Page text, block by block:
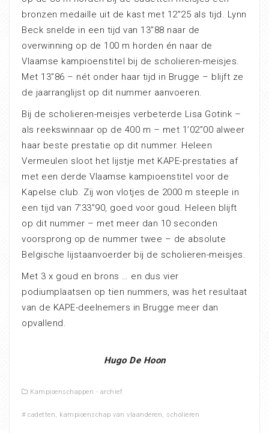
bronzen medaille uit de kast met 12”25 als tijd. Lynn
Beck snelde in een tijd van 13”88 naar de
overwinning op de 100 m horden én naar de
Vlaamse kampioenstitel bij de scholieren-meisjes.
Met 13”86 – nét onder haar tijd in Brugge – blijft ze
de jaarranglijst op dit nummer aanvoeren.
Bij de scholieren-meisjes verbeterde Lisa Gotink –
als reekswinnaar op de 400 m – met 1’02”00 alweer
haar beste prestatie op dit nummer. Heleen
Vermeulen sloot het lijstje met KAPE-prestaties af
met een derde Vlaamse kampioenstitel voor de
Kapelse club. Zij won vlotjes de 2000 m steeple in
een tijd van 7’33”90, goed voor goud. Heleen blijft
op dit nummer – met meer dan 10 seconden
voorsprong op de nummer twee – de absolute
Belgische lijstaanvoerder bij de scholieren-meisjes.
Met 3 x goud en brons … en dus vier
podiumplaatsen op tien nummers, was het resultaat
van de KAPE-deelnemers in Brugge meer dan
opvallend.
Hugo De Hoon
Kampioenschappen - archief
# cadetten kampioenschap van vlaanderen scholieren